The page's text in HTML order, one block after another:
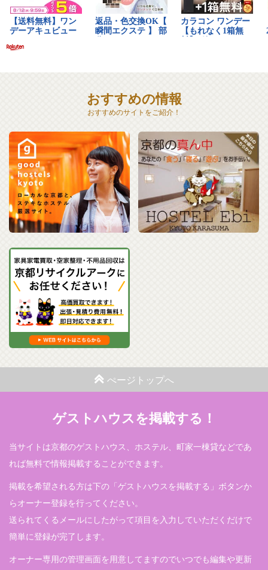
おすすめの情報
おすすめのサイトをご紹介！
ぺージトップへ
ゲストハウスを掲載する！
当サイトは京都のゲストハウス、ホステル、町家一棟貸などであ
れば無料で情報掲載することができます。
掲載を希望される方は下の「ゲストハウスを掲載する」ボタンか
らオーナー登録を行ってください。
送られてくるメールにしたがって項目を入力していただくだけで
簡単に登録が完了します。
オーナー専用の管理画面を用意してますのでいつでも編集や更新